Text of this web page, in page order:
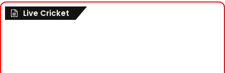
Live Cricket